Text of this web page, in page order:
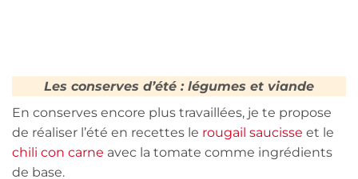
Les conserves d’été : légumes et viande
En conserves encore plus travaillées, je te propose
de réaliser l’été en recettes le rougail saucisse et le
chili con carne avec la tomate comme ingrédients
de base.